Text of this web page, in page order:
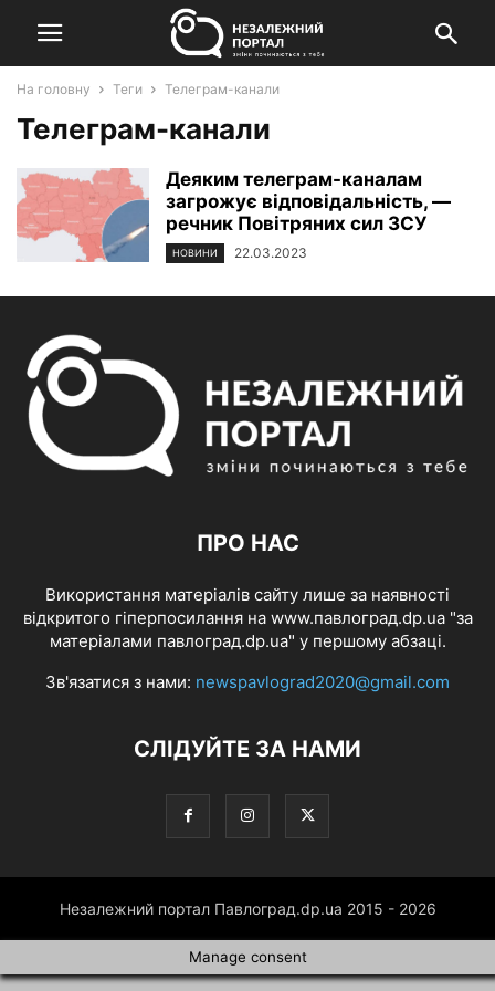
На головну Теги Телеграм-канали
Телеграм-канали
Деяким телеграм-каналам
загрожує відповідальність, —
речник Повітряних сил ЗСУ
НОВИНИ 22.03.2023
ПРО НАС
Використання матеріалів сайту лише за наявності
відкритого гіперпосилання на www.павлоград.dp.ua "за
матеріалами павлоград.dp.ua" у першому абзаці.
Зв'язатися з нами: newspavlograd2020@gmail.com
СЛІДУЙТЕ ЗА НАМИ
Незалежний портал Павлоград.dp.ua 2015 - 2026
Manage consent